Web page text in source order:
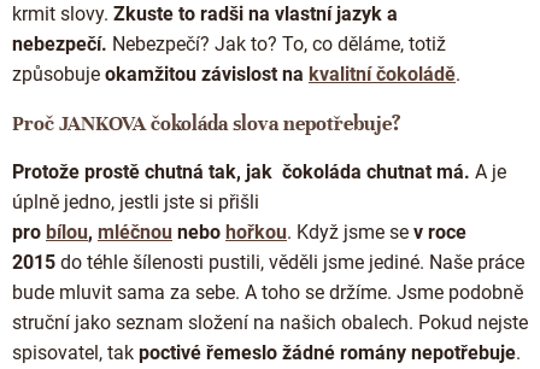
krmit slovy. Zkuste to radši na vlastní jazyk a
nebezpečí. Nebezpečí? Jak to? To, co děláme, totiž
způsobuje okamžitou závislost na kvalitní čokoládě.
Proč JANKOVA čokoláda slova nepotřebuje?
Protože prostě chutná tak, jak čokoláda chutnat má. A je
úplně jedno, jestli jste si přišli
pro bílou, mléčnou nebo hořkou. Když jsme se v roce
2015 do téhle šílenosti pustili, věděli jsme jediné. Naše práce
bude mluvit sama za sebe. A toho se držíme. Jsme podobně
struční jako seznam složení na našich obalech. Pokud nejste
spisovatel, tak poctivé řemeslo žádné romány nepotřebuje.